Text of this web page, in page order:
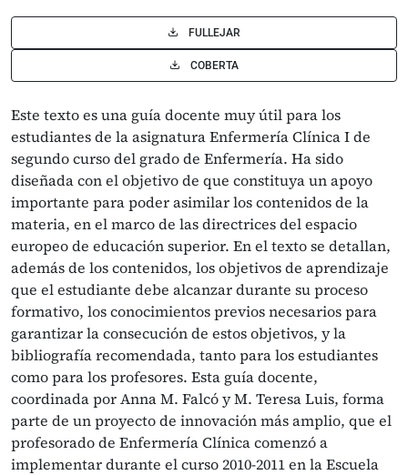
FULLEJAR
COBERTA
Este texto es una guía docente muy útil para los
estudiantes de la asignatura Enfermería Clínica I de
segundo curso del grado de Enfermería. Ha sido
diseñada con el objetivo de que constituya un apoyo
importante para poder asimilar los contenidos de la
materia, en el marco de las directrices del espacio
europeo de educación superior. En el texto se detallan,
además de los contenidos, los objetivos de aprendizaje
que el estudiante debe alcanzar durante su proceso
formativo, los conocimientos previos necesarios para
garantizar la consecución de estos objetivos, y la
bibliografía recomendada, tanto para los estudiantes
como para los profesores. Esta guía docente,
coordinada por Anna M. Falcó y M. Teresa Luis, forma
parte de un proyecto de innovación más amplio, que el
profesorado de Enfermería Clínica comenzó a
implementar durante el curso 2010-2011 en la Escuela